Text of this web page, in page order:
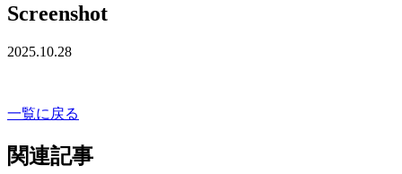
Screenshot
2025.10.28
一覧に戻る
関連記事